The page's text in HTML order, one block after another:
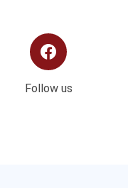
Follow us